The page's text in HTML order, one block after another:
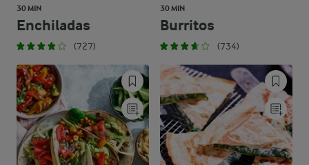
30 MIN
Enchiladas
(727)
30 MIN
Burritos
(734)